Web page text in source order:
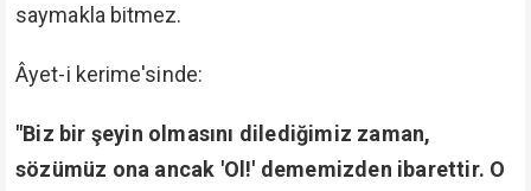
saymakla bitmez.
Âyet-i kerime'sinde:
"Biz bir şeyin olmasını dilediğimiz zaman,
sözümüz ona ancak 'Ol!' dememizden ibarettir. O